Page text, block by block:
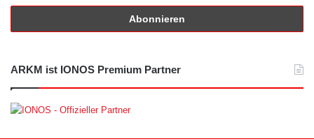
ARKM ist IONOS Premium Partner